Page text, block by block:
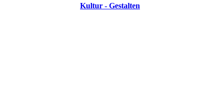
Kultur - Gestalten